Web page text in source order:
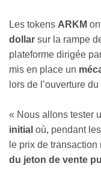
Les tokens ARKM
dollar sur la rampe
plateforme dirigée
mis en place un
lors de l’ouverture
« Nous allons tester
initial où, pendant
le prix de
du jeton de vente